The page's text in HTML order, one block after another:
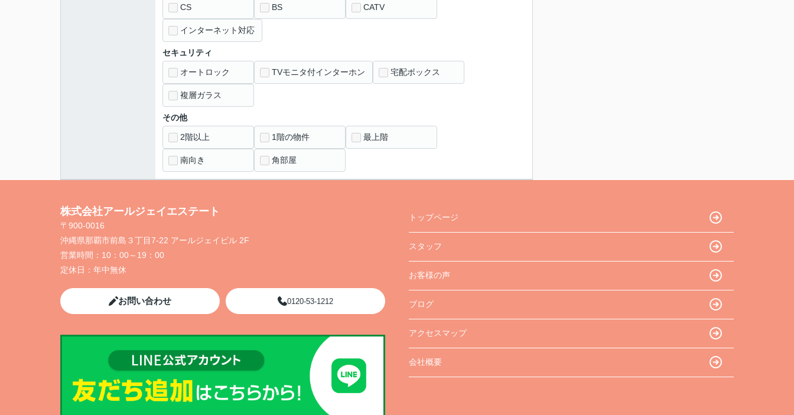
CS BS CATV
インターネット対応
セキュリティ
オートロック TVモニタ付インターホン 宅配ボックス
複層ガラス
その他
2階以上 1階の物件 最上階
南向き 角部屋
株式会社アールジェイエステート
〒900-0016
沖縄県那覇市前島３丁目7-22 アールジェイビル 2F
営業時間： 10：00～19：00
定休日： 年中無休
お問い合わせ 0120-53-1212
トップページ
スタッフ
お客様の声
ブログ
アクセスマップ
会社概要